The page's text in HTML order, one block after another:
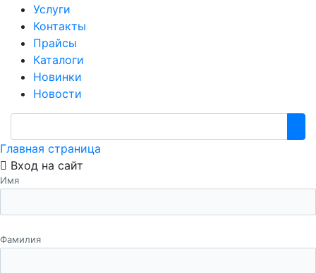
Услуги
Контакты
Прайсы
Каталоги
Новинки
Новости
Главная страница
Вход на сайт
Имя
Фамилия